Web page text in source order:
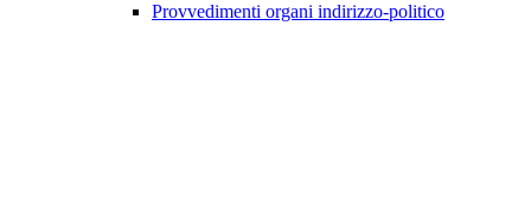
Provvedimenti organi indirizzo-politico